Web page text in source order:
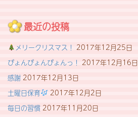
最近の投稿
メリークリスマス！ 2017年12月25日
びょんびょんびょんっ！ 2017年12月16日
感謝 2017年12月13日
土曜日保育
2017年12月2日
毎日の習慣 2017年11月20日